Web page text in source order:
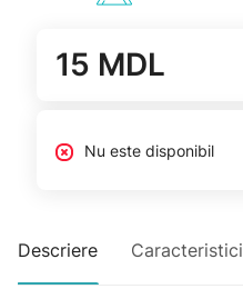
15 MDL
Nu este disponibil
Descriere Caracteristici